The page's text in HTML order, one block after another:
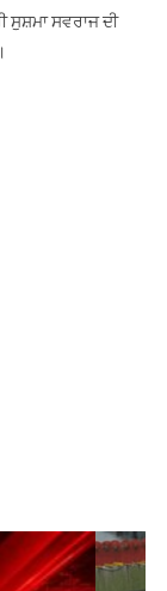
ਸੁਸ਼ਮਾ ਸਵਰਾਜ ਦੀ